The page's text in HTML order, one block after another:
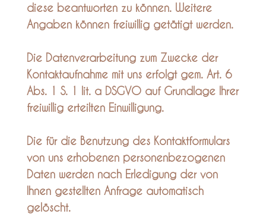
diese beantworten zu können. Weitere
Angaben können freiwillig getätigt werden.
Die Datenverarbeitung zum Zwecke der
Kontaktaufnahme mit uns erfolgt gem. Art. 6
Abs. 1 S. 1 lit. a DSGVO auf Grundlage Ihrer
freiwillig erteilten Einwilligung.
Die für die Benutzung des Kontaktformulars
von uns erhobenen personenbezogenen
Daten werden nach Erledigung der von
Ihnen gestellten Anfrage automatisch
gelöscht.